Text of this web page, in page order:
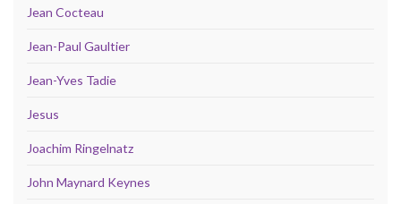
Jean Cocteau
Jean-Paul Gaultier
Jean-Yves Tadie
Jesus
Joachim Ringelnatz
John Maynard Keynes